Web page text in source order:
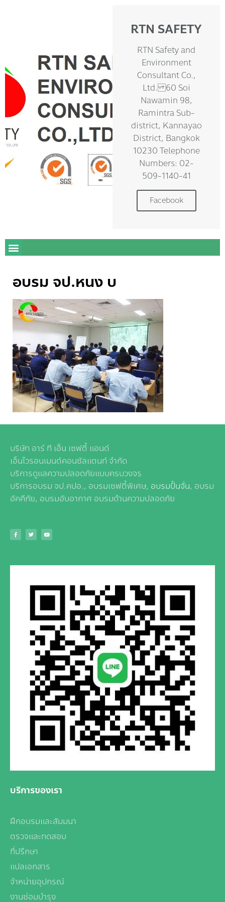
RTN SAFETY
RTN Safety and
Environment
Consultant Co.,
Ltd. 60 Soi
Nawamin 98,
Ramintra Sub-
district, Kannayao
District, Bangkok
10230 Telephone
Numbers: 02-
509-1140-41
Facebook
อบรม จป.หนง บ
บริษัท อาร์ ที เอ็น เซฟตี้ แอนด์
เอ็นไวรอนเมนต์คอนซัลแตนท์ จำกัด
บริการดูแลความปลอดภัยแบบครบวงจร
บริการอบรม จป.คปอ., อบรมเซฟตี้พิเศษ, อบรมปั้นจั่น, อบรม
อัคคีภัย, อบรมอับอากาศ อบรมด้านความปลอดภัย
บริการของเรา
ฝึกอบรมและสัมมนา
ตรวจและทดสอบ
ที่ปรึกษา
แปลเอกสาร
จำหน่ายอุปกรณ์
งานซ่อมบำรุง